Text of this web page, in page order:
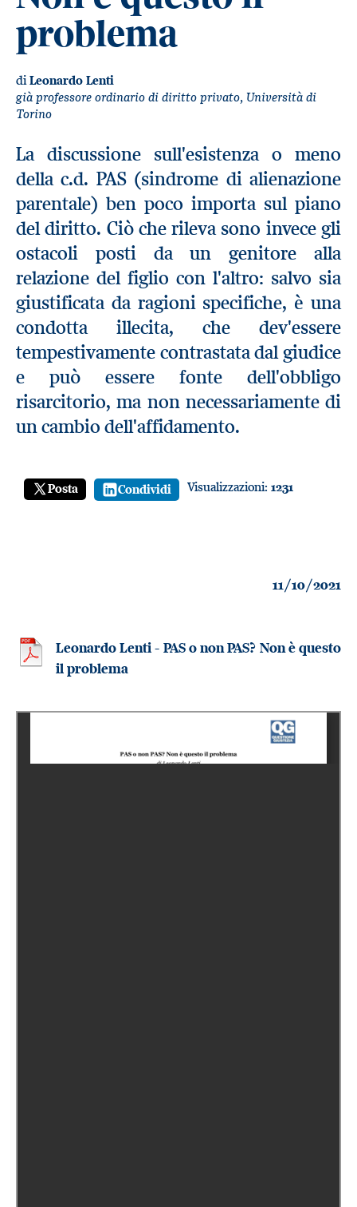
problema
diLeonardo Lenti
già professore ordinario di diritto privato, Università di
Torino
La discussione sull'esistenza o meno
della c.d. PAS (sindrome di alienazione
parentale) ben poco importa sul piano
del diritto. Ciò che rileva sono invece gli
ostacoli posti da un genitore alla
relazione del figlio con l'altro: salvo sia
giustificata da ragioni specifiche, è una
condotta illecita, che dev'essere
tempestivamente contrastata dal giudice
e può essere fonte dell'obbligo
risarcitorio, ma non necessariamente di
un cambio dell'affidamento.
Posta Condividi Visualizzazioni: 1231
11/10/2021
Leonardo Lenti - PAS o non PAS? Non è questo
il problema